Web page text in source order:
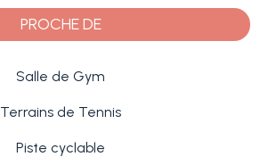
PROCHE DE
Salle de Gym
Terrains de Tennis
Piste cyclable